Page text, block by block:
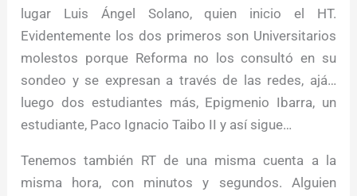
lugar Luis Ángel Solano, quien inicio el HT.
Evidentemente los dos primeros son Universitarios
molestos porque Reforma no los consultó en su
sondeo y se expresan a través de las redes, ajá…
luego dos estudiantes más, Epigmenio Ibarra, un
estudiante, Paco Ignacio Taibo II y así sigue…
Tenemos también RT de una misma cuenta a la
misma hora, con minutos y segundos. Alguien